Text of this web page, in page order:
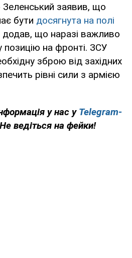
заявив, що
бути досягнута на полі
додав, що наразі важливо
на фронті. ЗСУ
зброю від західних
рівні сили з армією
у нас у Telegram-
ведіться на фейки!